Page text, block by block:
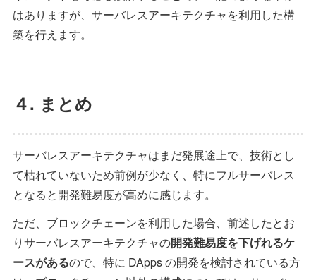
はありますが、サーバレスアーキテクチャを利用した構
築を行えます。
４. まとめ
サーバレスアーキテクチャはまだ発展途上で、技術とし
て枯れていないため前例が少なく、特にフルサーバレス
となると開発難易度が高めに感じます。
ただ、ブロックチェーンを利用した場合、前述したとお
りサーバレスアーキテクチャの開発難易度を下げれるケ
ースがあるので、特に DApps の開発を検討されている方